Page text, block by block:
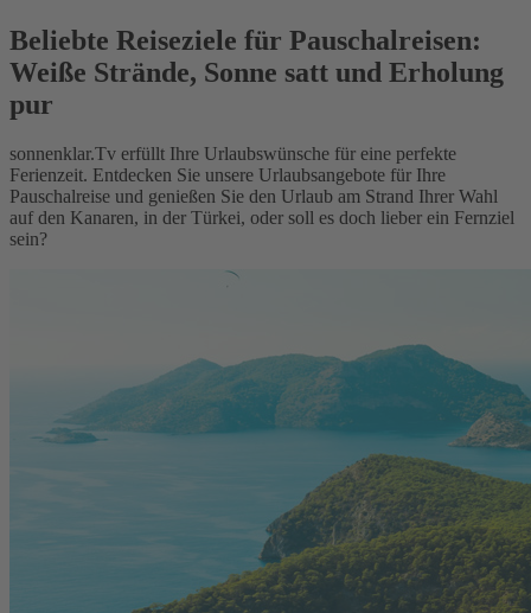
Beliebte Reiseziele für Pauschalreisen:
Weiße Strände, Sonne satt und Erholung
pur
sonnenklar.Tv erfüllt Ihre Urlaubswünsche für eine perfekte
Ferienzeit. Entdecken Sie unsere Urlaubsangebote für Ihre
Pauschalreise und genießen Sie den Urlaub am Strand Ihrer Wahl
auf den Kanaren, in der Türkei, oder soll es doch lieber ein Fernziel
sein?